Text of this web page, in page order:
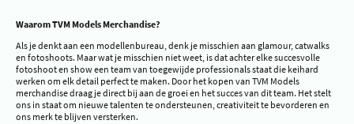
Waarom TVM Models Merchandise?
Als je denkt aan een modellenbureau, denk je misschien aan glamour, catwalks
en fotoshoots. Maar wat je misschien niet weet, is dat achter elke succesvolle
fotoshoot en show een team van toegewijde professionals staat die keihard
werken om elk detail perfect te maken. Door het kopen van TVM Models
merchandise draag je direct bij aan de groei en het succes van dit team. Het stelt
ons in staat om nieuwe talenten te ondersteunen, creativiteit te bevorderen en
ons merk te blijven versterken.